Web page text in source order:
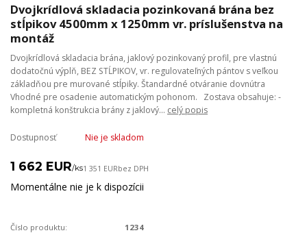
Dvojkrídlová skladacia pozinkovaná brána bez
stĺpikov 4500mm x 1250mm vr. príslušenstva na
montáž
Dvojkrídlová skladacia brána, jaklový pozinkovaný profil, pre vlastnú
dodatočnú výplň, BEZ STĹPIKOV, vr. regulovateľných pántov s veľkou
základňou pre murované stĺpiky. Štandardné otváranie dovnútra
Vhodné pre osadenie automatickým pohonom. Zostava obsahuje: -
kompletná konštrukcia brány z jaklový... celý popis
Dostupnosť Nie je skladom
1 662 EUR/ks1 351 EURbez DPH
Momentálne nie je k dispozícii
Číslo produktu: 1234